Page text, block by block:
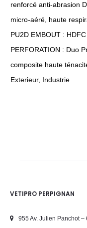
renforcé anti-abrasion
micro-aéré, haute
PU2D EMBOUT :
PERFORATION : Duo
composite haute
Exterieur, Industrie
VETIPRO PERPIGNAN
955 Av. Julien Panchot